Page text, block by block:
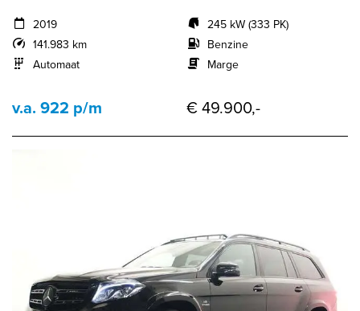
2019
141.983 km
Automaat
245 kW (333 PK)
Benzine
Marge
v.a. 922 p/m € 49.900,-